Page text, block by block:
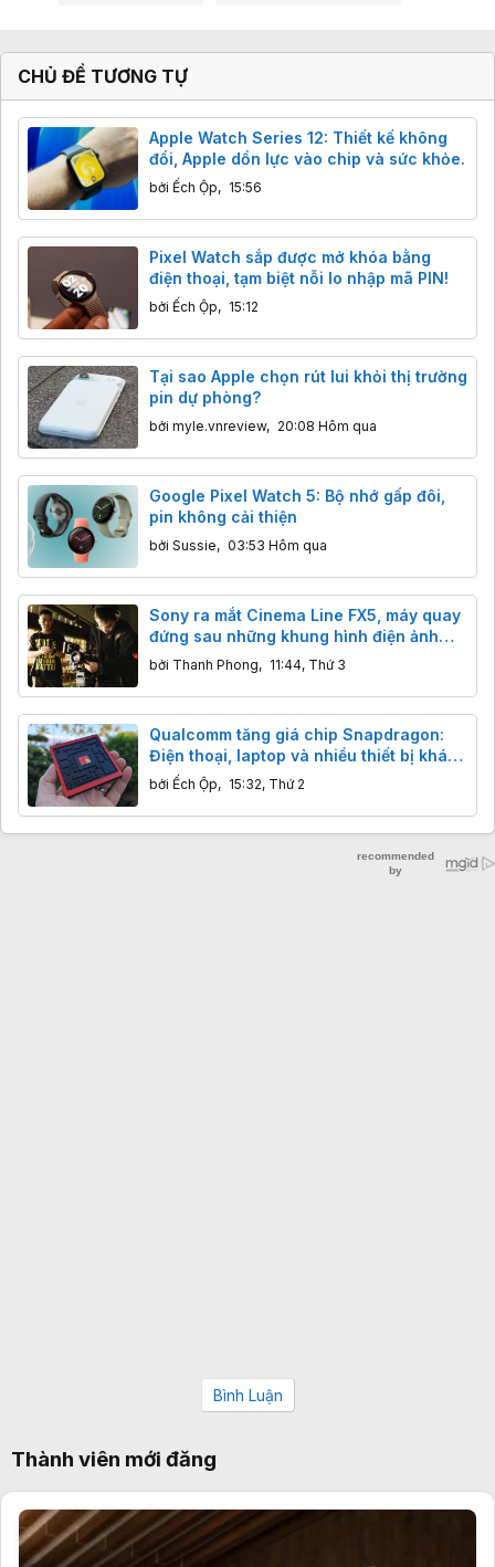
CHỦ ĐỀ TƯƠNG TỰ
Apple Watch Series 12: Thiết kế không
đổi, Apple dồn lực vào chip và sức khỏe.
bởi Ếch Ộp, 15:56
Pixel Watch sắp được mở khóa bằng
điện thoại, tạm biệt nỗi lo nhập mã PIN!
bởi Ếch Ộp, 15:12
Tại sao Apple chọn rút lui khỏi thị trường
pin dự phòng?
bởi myle.vnreview, 20:08 Hôm qua
Google Pixel Watch 5: Bộ nhớ gấp đôi,
pin không cải thiện
bởi Sussie, 03:53 Hôm qua
Sony ra mắt Cinema Line FX5, máy quay
đứng sau những khung hình điện ảnh
trong MV "Gái Nghệ" của Hương Tràm
bởi Thanh Phong, 11:44, Thứ 3
Qualcomm tăng giá chip Snapdragon:
Điện thoại, laptop và nhiều thiết bị khác
sẽ đắt hơn từ 2027
bởi Ếch Ộp, 15:32, Thứ 2
Bình Luận
Thành viên mới đăng